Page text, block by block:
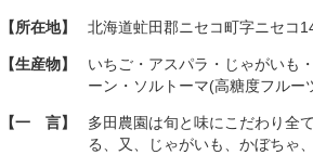
【所在地】 北海道虻田郡ニセコ町字ニセコ
【生産物】
いちご・アスパラ・じゃがいも
ーン・ソルトーマ(高糖度フルー
【一 言】
多田農園は旬と味にこだわり全
る、又、じゃがいも、かぼちゃ